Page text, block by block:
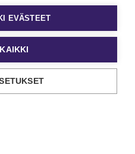
EVÄSTEET